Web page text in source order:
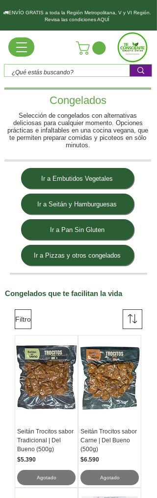
🚛ENVÍO GRATIS a toda la Región Metropolitana, V y VI Región.
Revisa las condiciones AQUÍ
Congelados
Selección de congelados con alternativas
deliciosas para cualquier momento. Opciones
prácticas e infaltables en una cocina vegana, que
te permiten preparar comidas y picoteos en sólo
minutos.
Ir a Embutidos Vegetales
Ir a Seitán y Hamburguesas
Ir a Pan Sin Gluten
Ir a Pizzas y otros congelados
Congelados que te facilitan la vida
Filtro
Seitán Trocitos sabor
Tradicional | Del
Bueno (500g)
Precio
$5.390
Agotado
Seitán Trocitos sabor
Carne | Del Bueno
(500g)
Precio
$6.590
Agotado